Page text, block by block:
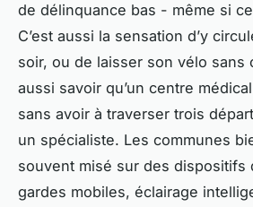
de délinquance bas - même si
C’est aussi la sensation d’y
soir, ou de laisser son vélo sans
aussi savoir qu’un centre
sans avoir à traverser trois
un spécialiste. Les communes
souvent misé sur des dispositifs
gardes mobiles, éclairage